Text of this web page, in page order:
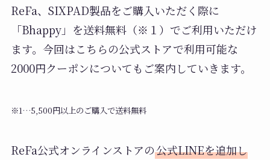
ReFa、SIXPAD製品をご購入いただく際に
「Bhappy」を送料無料（※１）でご利用いただけ
ます。今回はこちらの公式ストアで利用可能な
2000円クーポンについてもご案内していきます。
※1…5,500円以上のご購入で送料無料
ReFa公式オンラインストアの公式LINEを追加し